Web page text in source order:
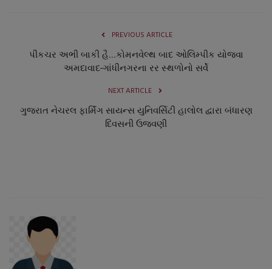
PREVIOUS ARTICLE
પીકચર અભી બાકી હૈ...કોમનવેલ્થ બાદ ઓલિમ્પીક યોજવા
અમદાવાદ-ગાંધીનગરના રર સ્થળોનો સર્વે
NEXT ARTICLE
ગુજરાત નેચરલ ફાર્મિંગ સાયન્સ યુનિવર્સિટી હાલોલ દ્વારા બંધારણ
દિવસની ઉજવણી